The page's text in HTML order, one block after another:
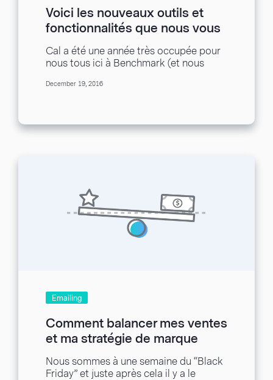
Voici les nouveaux outils et
fonctionnalités que nous vous
apportons en 2016
Cal a été une année très occupée pour
nous tous ici à Benchmark (et nous
December 19, 2016
Emailing
Comment balancer mes ventes
et ma stratégie de marque
pendant mes campagnes
marketings durant les
Nous sommes à une semaine du “Black
Friday” et juste après cela il y a le